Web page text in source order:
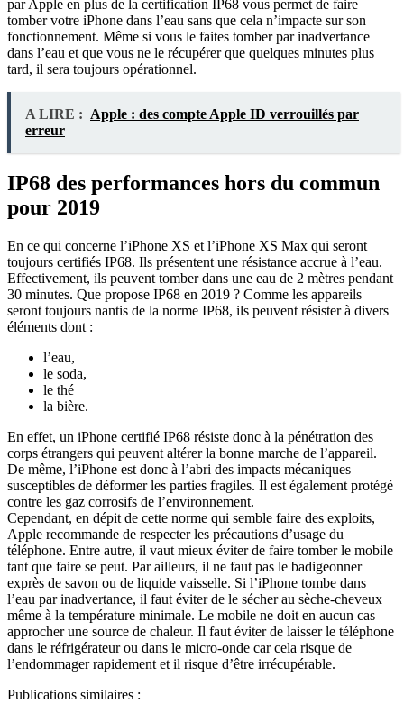
par Apple en plus de la certification IP68 vous permet de faire
tomber votre iPhone dans l’eau sans que cela n’impacte sur son
fonctionnement. Même si vous le faites tomber par inadvertance
dans l’eau et que vous ne le récupérer que quelques minutes plus
tard, il sera toujours opérationnel.
A LIRE : Apple : des compte Apple ID verrouillés par
erreur
IP68 des performances hors du commun
pour 2019
En ce qui concerne l’iPhone XS et l’iPhone XS Max qui seront
toujours certifiés IP68. Ils présentent une résistance accrue à l’eau.
Effectivement, ils peuvent tomber dans une eau de 2 mètres pendant
30 minutes. Que propose IP68 en 2019 ? Comme les appareils
seront toujours nantis de la norme IP68, ils peuvent résister à divers
éléments dont :
l’eau,
le soda,
le thé
la bière.
En effet, un iPhone certifié IP68 résiste donc à la pénétration des
corps étrangers qui peuvent altérer la bonne marche de l’appareil.
De même, l’iPhone est donc à l’abri des impacts mécaniques
susceptibles de déformer les parties fragiles. Il est également protégé
contre les gaz corrosifs de l’environnement.
Cependant, en dépit de cette norme qui semble faire des exploits,
Apple recommande de respecter les précautions d’usage du
téléphone. Entre autre, il vaut mieux éviter de faire tomber le mobile
tant que faire se peut. Par ailleurs, il ne faut pas le badigeonner
exprès de savon ou de liquide vaisselle. Si l’iPhone tombe dans
l’eau par inadvertance, il faut éviter de le sécher au sèche-cheveux
même à la température minimale. Le mobile ne doit en aucun cas
approcher une source de chaleur. Il faut éviter de laisser le téléphone
dans le réfrigérateur ou dans le micro-onde car cela risque de
l’endommager rapidement et il risque d’être irrécupérable.
Publications similaires :